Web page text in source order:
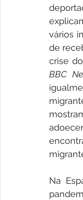
vários
de
BBC
Na